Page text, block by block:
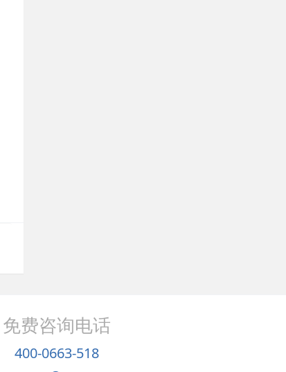
免费咨询电话
400-0663-518